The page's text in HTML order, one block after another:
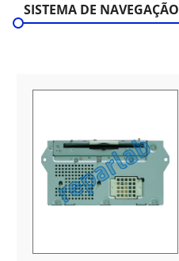
SISTEMA DE NAVEGAÇÃO